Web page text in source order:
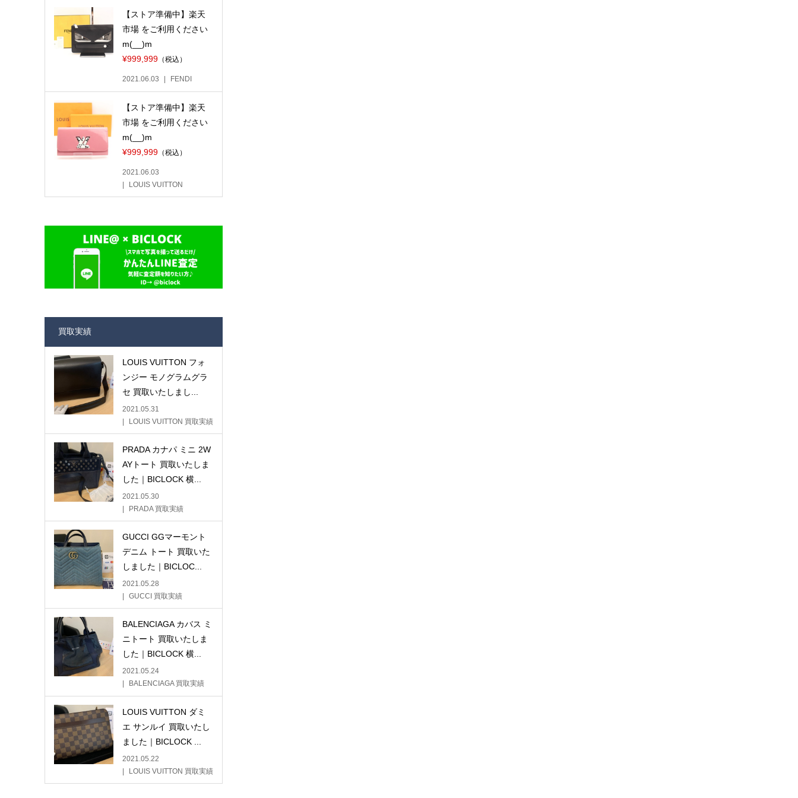
【ストア準備中】楽天
市場 をご利用ください
m(__)m
¥999,999（税込）
2021.06.03 FENDI
【ストア準備中】楽天
市場 をご利用ください
m(__)m
¥999,999（税込）
2021.06.03
LOUIS VUITTON
買取実績
LOUIS VUITTON フォ
ンジー モノグラムグラ
セ 買取いたしまし...
2021.05.31
LOUIS VUITTON 買取実績
PRADA カナパ ミニ 2W
AYトート 買取いたしま
した｜BICLOCK 横...
2021.05.30
PRADA 買取実績
GUCCI GGマーモント
デニム トート 買取いた
しました｜BICLOC...
2021.05.28
GUCCI 買取実績
BALENCIAGA カバス ミ
ニトート 買取いたしま
した｜BICLOCK 横...
2021.05.24
BALENCIAGA 買取実績
LOUIS VUITTON ダミ
エ サンルイ 買取いたし
ました｜BICLOCK ...
2021.05.22
LOUIS VUITTON 買取実績